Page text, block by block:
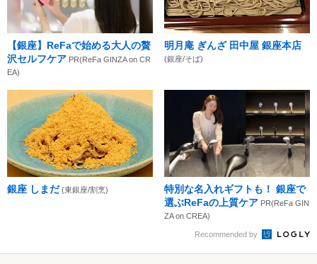
【銀座】ReFaで始める大人の贅
沢セルフケア PR(ReFa GINZA on CR
EA)
明月庵 ぎんざ 田中屋 銀座本店
(銀座/そば)
銀座 しまだ (東銀座/割烹)
特別な名入れギフトも！ 銀座で
選ぶReFaの上質ケア PR(ReFa GIN
ZA on CREA)
Recommended by